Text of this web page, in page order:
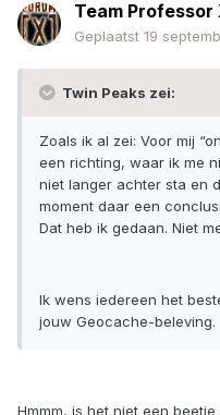
Team Professor
Geplaatst 19
Twin Peaks zei:
Zoals ik al zei: Voor mij
een richting, waar ik me
niet langer achter sta en
moment daar een
Dat heb ik gedaan. Niet
Ik wens iedereen het
jouw Geocache-beleving.
Hmmm, is het niet een